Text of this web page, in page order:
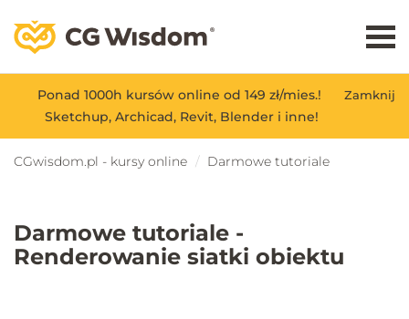
Zamknij
Ponad 1000h kursów online od 149 zł/mies.!
Sketchup, Archicad, Revit, Blender i inne!
CGwisdom.pl - kursy online Darmowe tutoriale
Darmowe tutoriale -
Renderowanie siatki obiektu